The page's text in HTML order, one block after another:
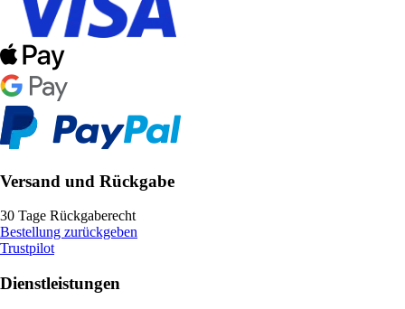
Versand und Rückgabe
30 Tage Rückgaberecht
Bestellung zurückgeben
Trustpilot
Dienstleistungen